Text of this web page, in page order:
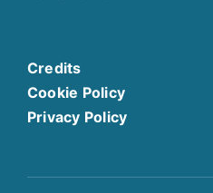
Credits
Cookie Policy
Privacy Policy